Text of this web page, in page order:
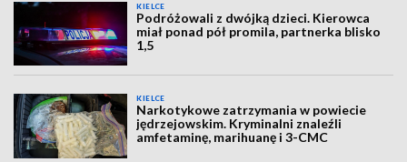
KIELCE
Podróżowali z dwójką dzieci. Kierowca
miał ponad pół promila, partnerka blisko
1,5
KIELCE
Narkotykowe zatrzymania w powiecie
jędrzejowskim. Kryminalni znaleźli
amfetaminę, marihuanę i 3-CMC